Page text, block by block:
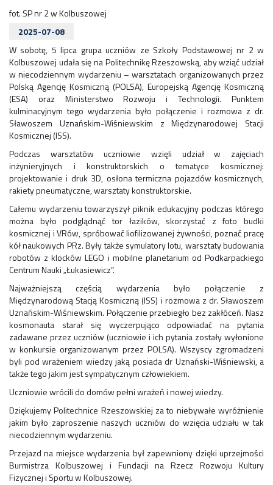
fot. SP nr 2 w Kolbuszowej
2025-07-08
W sobotę, 5 lipca grupa uczniów ze Szkoły Podstawowej nr 2 w
Kolbuszowej udała się na Politechnikę Rzeszowską, aby wziąć udział
w niecodziennym wydarzeniu – warsztatach organizowanych przez
Polską Agencję Kosmiczną (POLSA), Europejską Agencję Kosmiczną
(ESA) oraz Ministerstwo Rozwoju i Technologii. Punktem
kulminacyjnym tego wydarzenia było połączenie i rozmowa z dr.
Sławoszem Uznańskim-Wiśniewskim z Międzynarodowej Stacji
Kosmicznej (ISS).
Podczas warsztatów uczniowie wzięli udział w zajęciach
inżynieryjnych i konstruktorskich o tematyce kosmicznej:
projektowanie i druk 3D, osłona termiczna pojazdów kosmicznych,
rakiety pneumatyczne, warsztaty konstruktorskie.
Całemu wydarzeniu towarzyszył piknik edukacyjny podczas którego
można było podglądnąć tor łazików, skorzystać z foto budki
kosmicznej i VRów, spróbować liofilizowanej żywności, poznać pracę
kół naukowych PRz. Były także symulatory lotu, warsztaty budowania
robotów z klocków LEGO i mobilne planetarium od Podkarpackiego
Centrum Nauki „Łukasiewicz”.
Najważniejszą częścią wydarzenia było połączenie z
Międzynarodową Stacją Kosmiczną (ISS) i rozmowa z dr. Sławoszem
Uznańskim-Wiśniewskim. Połączenie przebiegło bez zakłóceń. Nasz
kosmonauta starał się wyczerpująco odpowiadać na pytania
zadawane przez uczniów (uczniowie i ich pytania zostały wyłonione
w konkursie organizowanym przez POLSA). Wszyscy zgromadzeni
byli pod wrażeniem wiedzy jaką posiada dr Uznański-Wiśniewski, a
także tego jakim jest sympatycznym człowiekiem.
Uczniowie wrócili do domów pełni wrażeń i nowej wiedzy.
Dziękujemy Politechnice Rzeszowskiej za to niebywałe wyróżnienie
jakim było zaproszenie naszych uczniów do wzięcia udziału w tak
niecodziennym wydarzeniu.
Przejazd na miejsce wydarzenia był zapewniony dzięki uprzejmości
Burmistrza Kolbuszowej i Fundacji na Rzecz Rozwoju Kultury
Fizycznej i Sportu w Kolbuszowej.